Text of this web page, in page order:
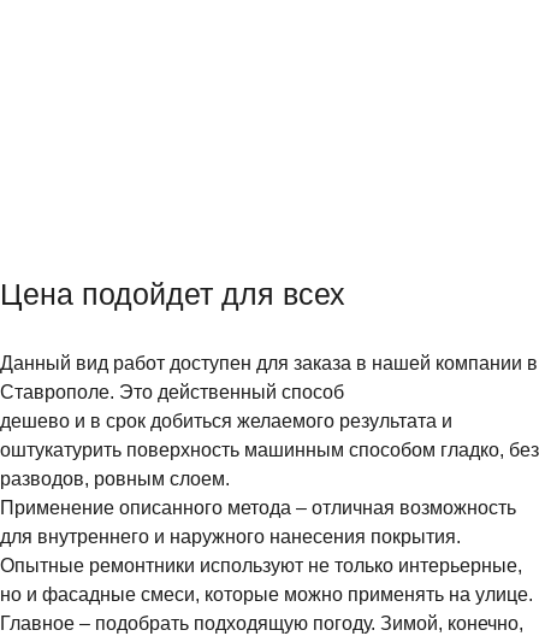
Цена подойдет для всех
Данный вид работ доступен для заказа в нашей компании в
Ставрополе. Это действенный способ
дешево и в срок добиться желаемого результата и
оштукатурить поверхность машинным способом гладко, без
разводов, ровным слоем.
Применение описанного метода – отличная возможность
для внутреннего и наружного нанесения покрытия.
Опытные ремонтники используют не только интерьерные,
но и фасадные смеси, которые можно применять на улице.
Главное – подобрать подходящую погоду. Зимой, конечно,